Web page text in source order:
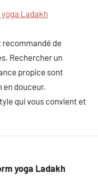
Ladakh
recommandé de
Rechercher un
propice sont
en douceur.
qui vous convient et
yoga Ladakh